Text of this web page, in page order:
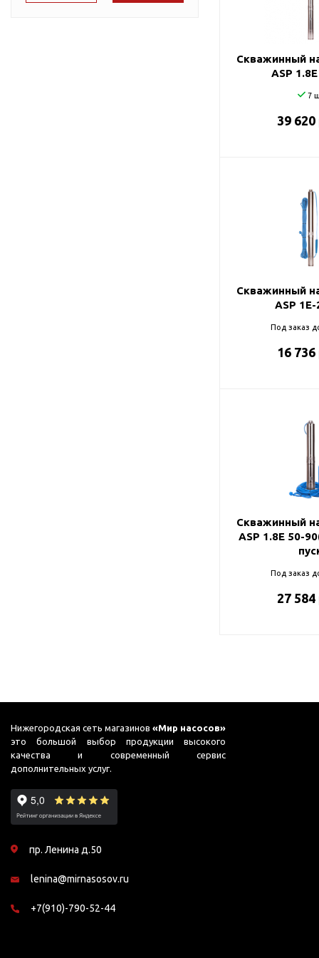
Подшипники
Джилекс
Скважинный
ASP
7
39 620
Скважинный
ASP
Под заказ
16 736
Скважинный
ASP 1.8Е 50-
Под заказ
27 584
Нижегородская сеть магазинов«Мир насосов»
это большой выбор продукции высокого
качества и современный сервис
дополнительных услуг.
пр. Ленина д.50
lenina@mirnasosov.ru
+7(910)-790-52-44